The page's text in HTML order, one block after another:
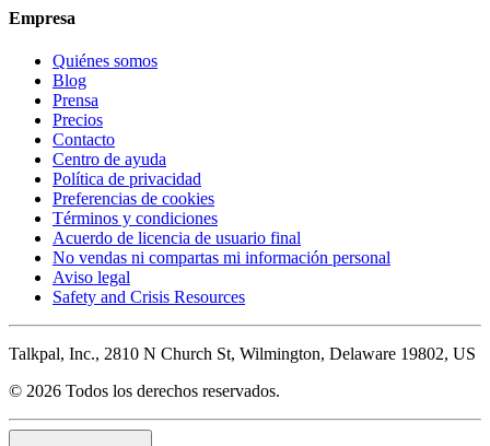
Empresa
Quiénes somos
Blog
Prensa
Precios
Contacto
Centro de ayuda
Política de privacidad
Preferencias de cookies
Términos y condiciones
Acuerdo de licencia de usuario final
No vendas ni compartas mi información personal
Aviso legal
Safety and Crisis Resources
Talkpal, Inc., 2810 N Church St, Wilmington, Delaware 19802, US
© 2026 Todos los derechos reservados.